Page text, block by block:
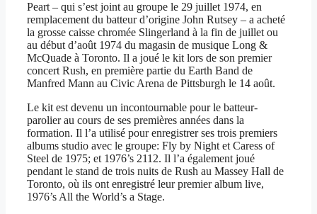
Peart – qui s’est joint au groupe le 29 juillet 1974, en
remplacement du batteur d’origine John Rutsey – a acheté
la grosse caisse chromée Slingerland à la fin de juillet ou
au début d’août 1974 du magasin de musique Long &
McQuade à Toronto. Il a joué le kit lors de son premier
concert Rush, en première partie du Earth Band de
Manfred Mann au Civic Arena de Pittsburgh le 14 août.
Le kit est devenu un incontournable pour le batteur-
parolier au cours de ses premières années dans la
formation. Il l’a utilisé pour enregistrer ses trois premiers
albums studio avec le groupe: Fly by Night et Caress of
Steel de 1975; et 1976’s 2112. Il l’a également joué
pendant le stand de trois nuits de Rush au Massey Hall de
Toronto, où ils ont enregistré leur premier album live,
1976’s All the World’s a Stage.